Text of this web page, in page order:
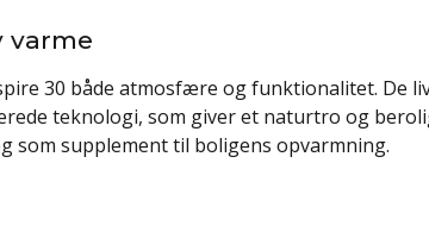
varme
30 både atmosfære og funktionalitet. De
teknologi, som giver et naturtro og
som supplement til boligens opvarmning.